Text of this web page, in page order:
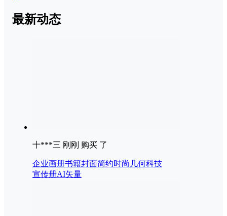
最新动态
十***三 刚刚 购买 了
企业画册书籍封面简约时尚几何科技
宣传册AI矢量